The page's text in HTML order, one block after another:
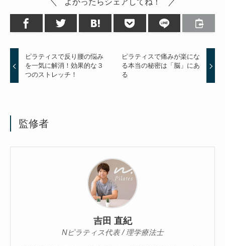
ピラティスで反り腰の悩み
を一気に解消！効果的な３
つのストレッチ！
ピラティスで痛みが楽にな
る本当の秘密は「脳」にあ
る
監修者
吉田 直紀
Nピラティス代表 / 理学療法士